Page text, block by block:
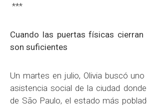
***
Cuando las puertas físicas
son suficientes
Un martes en julio, Olivia buscó
asistencia social de la ciudad
de São Paulo, el estado más